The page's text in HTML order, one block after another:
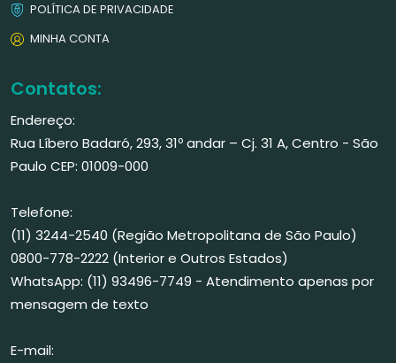
POLÍTICA DE PRIVACIDADE
MINHA CONTA
Contatos:
Endereço:
Rua Líbero Badaró, 293, 31º andar – Cj. 31 A, Centro - São
Paulo CEP: 01009-000
Telefone:
(11) 3244-2540 (Região Metropolitana de São Paulo)
0800-778-2222 (Interior e Outros Estados)
WhatsApp: (11) 93496-7749 - Atendimento apenas por
mensagem de texto
E-mail: